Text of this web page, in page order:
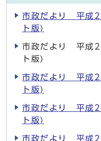
市政だより 平成
ト版)
市政だより 平成
ト版)
市政だより 平成
ト版)
市政だより 平成
ト版)
市政だより 平成